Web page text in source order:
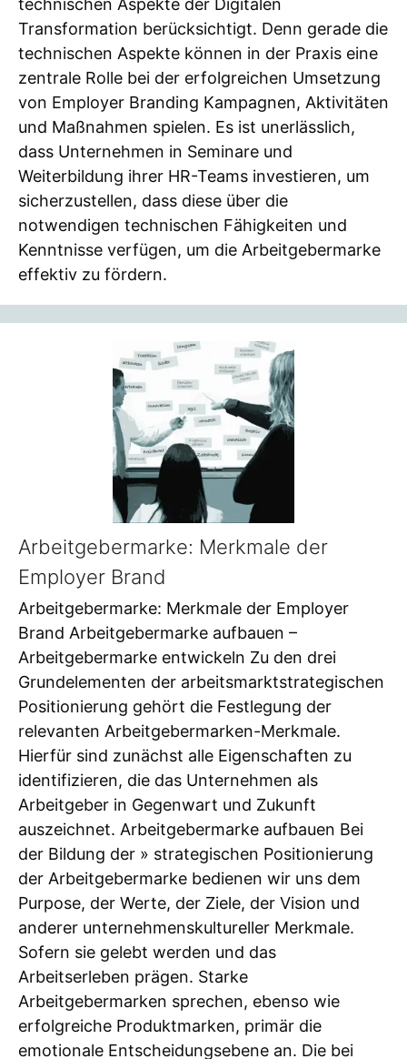
Transformation berücksichtigt. Denn gerade die
technischen Aspekte können in der Praxis eine
zentrale Rolle bei der erfolgreichen Umsetzung
von Employer Branding Kampagnen, Aktivitäten
und Maßnahmen spielen. Es ist unerlässlich,
dass Unternehmen in Seminare und
Weiterbildung ihrer HR-Teams investieren, um
sicherzustellen, dass diese über die
notwendigen technischen Fähigkeiten und
Kenntnisse verfügen, um die Arbeitgebermarke
effektiv zu fördern.
Arbeitgebermarke: Merkmale der
Employer Brand
Arbeitgebermarke: Merkmale der Employer
Brand Arbeitgebermarke aufbauen –
Arbeitgebermarke entwickeln Zu den drei
Grundelementen der arbeitsmarktstrategischen
Positionierung gehört die Festlegung der
relevanten Arbeitgebermarken-Merkmale.
Hierfür sind zunächst alle Eigenschaften zu
identifizieren, die das Unternehmen als
Arbeitgeber in Gegenwart und Zukunft
auszeichnet. Arbeitgebermarke aufbauen Bei
der Bildung der » strategischen Positionierung
der Arbeitgebermarke bedienen wir uns dem
Purpose, der Werte, der Ziele, der Vision und
anderer unternehmenskultureller Merkmale.
Sofern sie gelebt werden und das
Arbeitserleben prägen. Starke
Arbeitgebermarken sprechen, ebenso wie
erfolgreiche Produktmarken, primär die
emotionale Entscheidungsebene an. Die bei